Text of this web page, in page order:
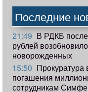
Последние
21:49 В РДКБ
рублей
новорожденных
15:50 Прокуратура
погашения
сотрудникам